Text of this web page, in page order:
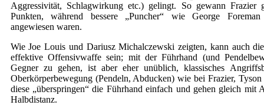
Aggressivität, Schlagwirkung etc.) gelingt. So gewann Frazier
Punkten, während bessere „Puncher“ wie George
angewiesen waren.
Wie Joe Louis und Dariusz Michalczewski zeigten, kann auch
effektive Offensivwaffe sein; mit der Führhand (und
Gegner zu gehen, ist aber eher unüblich, klassisches
Oberkörperbewegung (Pendeln, Abducken) wie bei Frazier,
diese „überspringen“ die Führhand einfach und gehen gleich mit
Halbdistanz.